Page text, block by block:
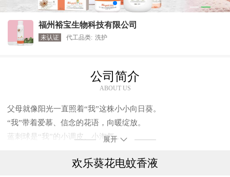
福州裕宝生物科技有限公司
未认证 代工品类: 洗护
公司简介
ABOUT US
父母就像阳光一直照着“我”这株小小向日葵。
“我”带着爱慕、信念的花语，向暖绽放。
蓝刺球是“我”的小调皮、小淘气，
从童年蔓延到成年的点点滴滴记忆... ...
展开
欢乐葵花电蚊香液